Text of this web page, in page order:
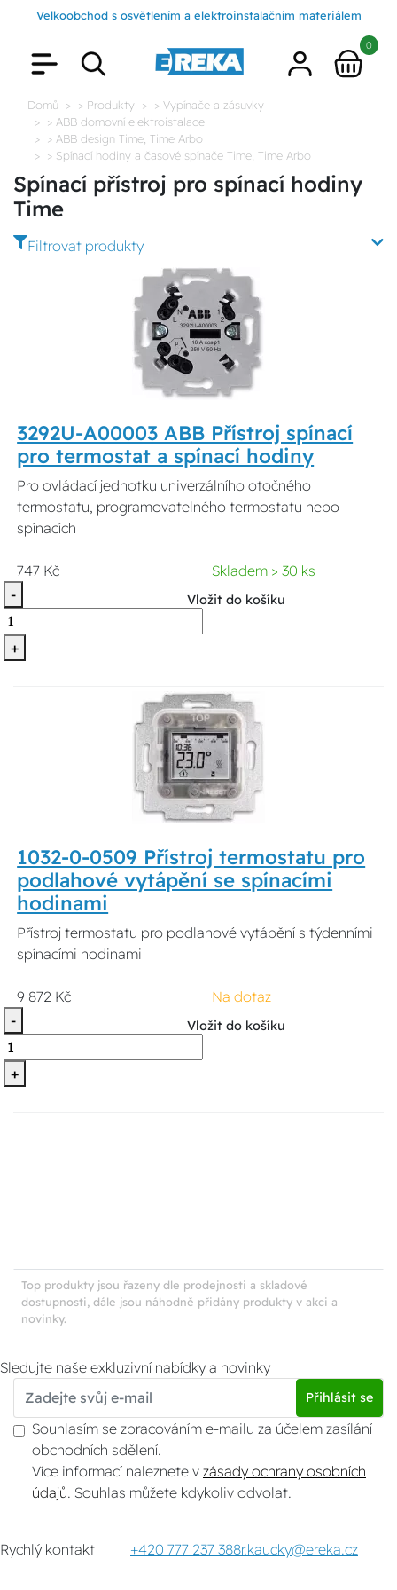
Velkoobchod s osvětlením a elektroinstalačním materiálem
0
Domů > Produkty
> Vypínače a zásuvky
> ABB domovní elektroistalace
> ABB design Time, Time Arbo
> Spínací hodiny a časové spínače Time, Time Arbo
Spínací přístroj pro spínací hodiny
Time
Filtrovat produkty
3292U-A00003 ABB Přístroj spínací
pro termostat a spínací hodiny
Pro ovládací jednotku univerzálního otočného
termostatu, programovatelného termostatu nebo
spínacích
747 Kč
Skladem > 30 ks
-
+
Vložit do košíku
1032-0-0509 Přístroj termostatu pro
podlahové vytápění se spínacími
hodinami
Přístroj termostatu pro podlahové vytápění s týdenními
spínacími hodinami
9 872 Kč
Na dotaz
-
+
Vložit do košíku
Top produkty jsou řazeny dle prodejnosti a skladové
dostupnosti, dále jsou náhodně přidány produkty v akci a
novinky.
Sledujte naše exkluzivní nabídky a novinky
Přihlásit se
Souhlasím se zpracováním e-mailu za účelem zasílání
obchodních sdělení.
Více informací naleznete v zásady ochrany osobních
údajů . Souhlas můžete kdykoliv odvolat.
Rychlý kontakt +420 777 237 388r.kaucky@ereka.cz